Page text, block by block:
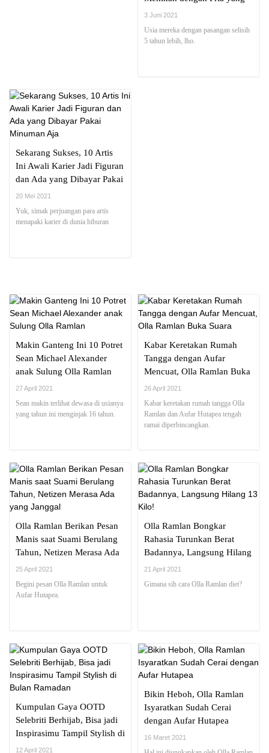
Lebih Muda
3 Juni 2021
Usia mereka dengan pasangan selisih
5 tahun lebih, lho.
Sekarang Sukses, 10 Artis
Ini Awali Karier Jadi Figuran
dan Ada yang Dibayar Pakai
Minuman Aja
20 Mei 2021
Yuk, simak perjuangan para artis
menapaki karier di dunia hiburan
Makin Ganteng Ini 10 Potret
Sean Michael Alexander
anak Sulung Olla Ramlan
27 April 2021
Sean makin terlihat dewasa di usianya
yang tahun ini menginjak 16 tahun.
Kabar Keretakan Rumah
Tangga dengan Aufar
Mencuat, Olla Ramlan Buka
Suara
26 April 2021
Kabar keretakan rumah tangga Olla
Ramlan dan Aufar Hutapea tengah
ramai diperbincangkan.
Olla Ramlan Berikan Pesan
Manis saat Suami Berulang
Tahun, Netizen Merasa Ada
yang Janggal
25 April 2021
Begini pesan Olla Ramlan untuk
Aufar Hutapea.
Olla Ramlan Bongkar
Rahasia Turunkan Berat
Badannya, Langsung Hilang
13 Kilo!
21 April 2021
Gimana sih cara Olla Ramlan diet?
Kumpulan Gaya OOTD
Selebriti Berhijab, Bisa jadi
Inspirasimu Tampil Stylish di
Bulan Ramadan
12 April 2021
Bikin Heboh, Olla Ramlan
Isyaratkan Sudah Cerai
dengan Aufar Hutapea
16 Maret 2021